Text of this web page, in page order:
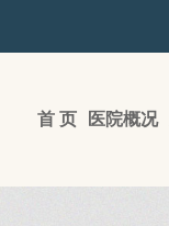
首 页 医院概况